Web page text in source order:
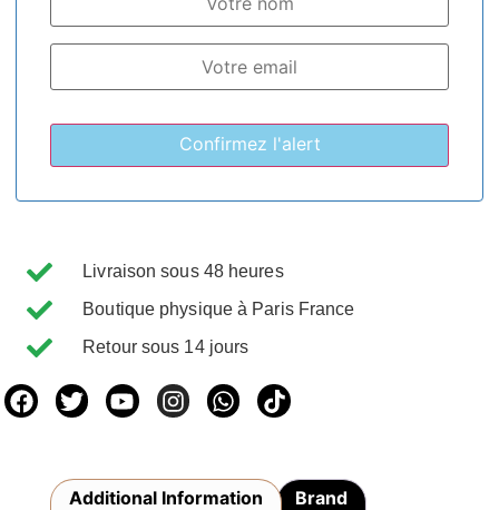
Livraison sous 48 heures
Boutique physique à Paris France
Retour sous 14 jours
Additional Information Brand